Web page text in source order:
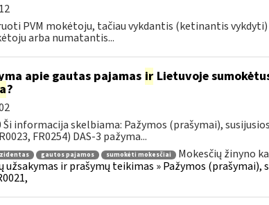
PVM mokėtoju, tačiau vykdantis (ketinantis
arba numatantis...
apie gautas pajamas irLietuvoje
?
informacija skelbiama: Pažymos (prašymai),
FR0254) DAS-3 pažyma...
gautos pajamos sumokėti mokesčiai Mokesčių žinyno
užsakymas ir prašymų teikimas » Pažymos (prašymai),